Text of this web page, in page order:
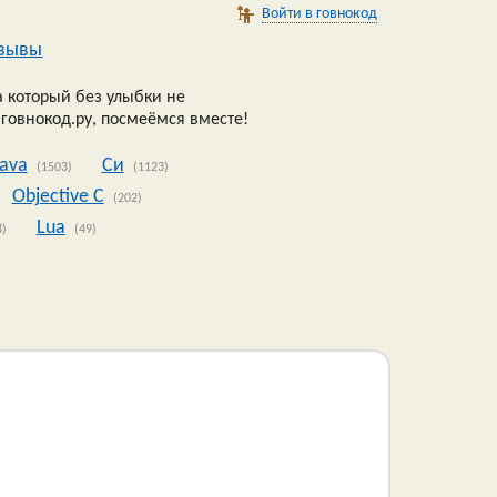
Войти в говнокод
без улыбки не
посмеёмся вместе!
(1503) Си (1123)
Objective C (202)
Lua (49)